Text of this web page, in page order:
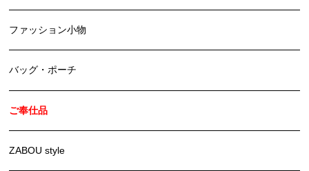
ファッション小物
バッグ・ポーチ
ご奉仕品
ZABOU style